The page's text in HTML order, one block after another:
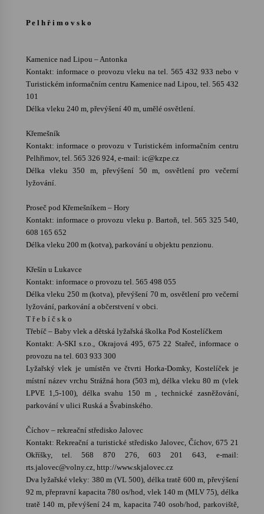
P e l h ř i m o v s k o
Kamenice nad Lipou – Antonka
Kontakt: informace o provozu vleku na tel. 565 432 933 nebo v
Turistickém informačním centru Kamenice nad Lipou, tel. 565 432
101
Délka vleku 240 m, převýšení 40 m, umělé osvětlení.
Křemešník
Kontakt: informace o provozu v Turistickém informačním centru
Pelhřimov, tel. 565 326 924, e-mail: ic@kzpe.cz
Délka vleku 350 m, převýšení 50 m, osvětlení pro večerní
lyžování.
Proseč pod Křemešníkem – Hory
Kontakt: informace o provozu vleku p. Bartoň, tel. 565 325 540,
608 165 652
Délka vleku 200 m (kotva), parkování u objektu penzionu.
Křešín u Lukavce
Kontakt: informace o provozu tel. 565 498 055
Délka vleku 250 m (kotva), převýšení 70 m, osvětlení pro večerní
lyžování, parkování a občerstvení v obci.
T ř e b í č s k o
Třebíč – Baby vlek a dětská lyžařská školka Pod Kostelíčkem
Kontakt: A-SKI s.r.o., Okrajová 495, 675 22 Stařeč, informace o
provozu na tel. 603 933 300
Lyžařský vlek je umístěn ve čtvrti Horka-Domky, Kostelíček je
místní název vrchu Strážná hora (503 m), délka vleku 80 m (vlek
LPVE 1,5-100), délka svahu 150 m , technické zasněžování,
parkování v ulici Ruská a Švabinského.
Číchov – rekreační středisko Jalovec
Kontakt: Rekreační a turistické středisko Jalovec, Číchov, 675 21
Okříšky, tel. 568 870 276, 603 201 643, e-mail:
rts.jalovec@volny.cz, http://www.skjalovec.cz
Dva lyžařské vleky: 380 m (VL 500), délka tratě 600 m, převýšení
92 m, přepravní kapacita 780 os/hod, vlek 140 m (MLV 75), délka
tratě 140 m, převýšení 24 m, kapacita 740 osob/hod, parkoviště,